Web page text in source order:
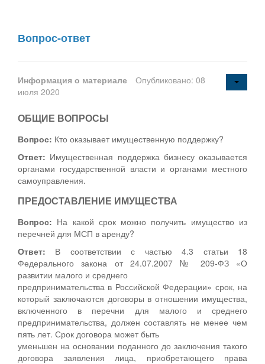
Вопрос-ответ
Информация о материале
Опубликовано: 08
июля 2020
ОБЩИЕ ВОПРОСЫ
Вопрос: Кто оказывает имущественную поддержку?
Ответ: Имущественная поддержка бизнесу оказывается
органами государственной власти и органами местного
самоуправления.
ПРЕДОСТАВЛЕНИЕ ИМУЩЕСТВА
Вопрос: На какой срок можно получить имущество из
перечней для МСП в аренду?
Ответ: В соответствии с частью 4.3 статьи 18
Федерального закона от 24.07.2007 № 209-ФЗ «О
развитии малого и среднего
предпринимательства в Российской Федерации» срок, на
который заключаются договоры в отношении имущества,
включенного в перечни для малого и среднего
предпринимательства, должен составлять не менее чем
пять лет. Срок договора может быть
уменьшен на основании поданного до заключения такого
договора заявления лица, приобретающего права